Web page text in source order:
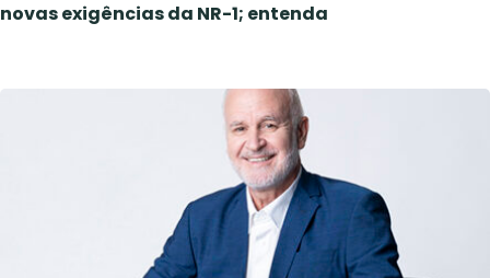
novas exigências da NR-1; entenda